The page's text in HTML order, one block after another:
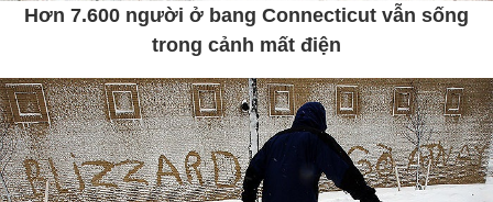
Hơn 7.600 người ở bang Connecticut vẫn sống
trong cảnh mất điện